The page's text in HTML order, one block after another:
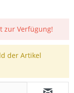
zur Verfügung!
der Artikel